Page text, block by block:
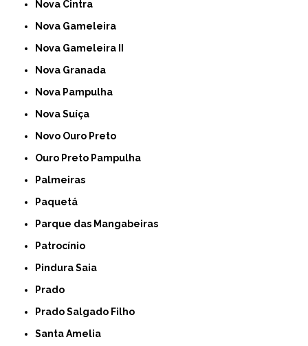
Nova Cintra
Nova Gameleira
Nova Gameleira II
Nova Granada
Nova Pampulha
Nova Suíça
Novo Ouro Preto
Ouro Preto Pampulha
Palmeiras
Paquetá
Parque das Mangabeiras
Patrocínio
Pindura Saia
Prado
Prado Salgado Filho
Santa Amelia